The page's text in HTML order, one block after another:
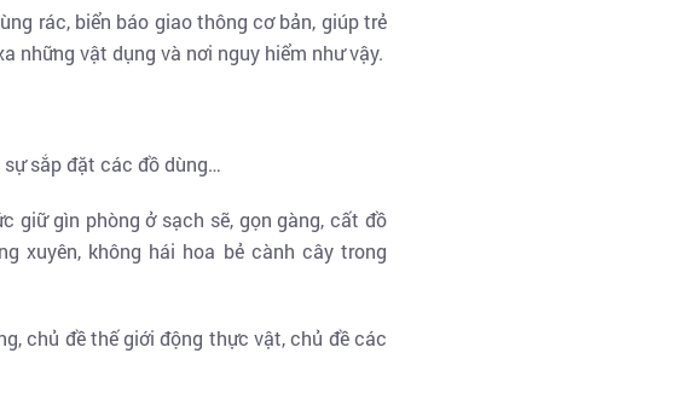
rác, biển báo giao thông cơ bản, giúp trẻ
những vật dụng và nơi nguy hiểm như vậy.
sự sắp đặt các đồ dùng…
giữ gìn phòng ở sạch sẽ, gọn gàng, cất đồ
xuyên, không hái hoa bẻ cành cây trong
chủ đề thế giới động thực vật, chủ đề các